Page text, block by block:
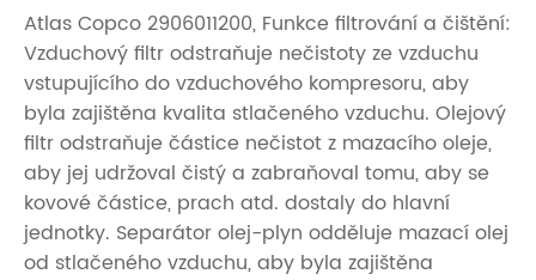
Atlas Copco 2906011200, Funkce filtrování a čištění:
Vzduchový filtr odstraňuje nečistoty ze vzduchu
vstupujícího do vzduchového kompresoru, aby
byla zajištěna kvalita stlačeného vzduchu. Olejový
filtr odstraňuje částice nečistot z mazacího oleje,
aby jej udržoval čistý a zabraňoval tomu, aby se
kovové částice, prach atd. dostaly do hlavní
jednotky. Separátor olej-plyn odděluje mazací olej
od stlačeného vzduchu, aby byla zajištěna